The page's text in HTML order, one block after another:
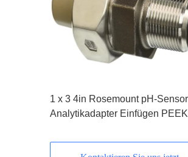
1 x 3 4in Rosemount pH-
Analytikadapter Einfügen PEEK